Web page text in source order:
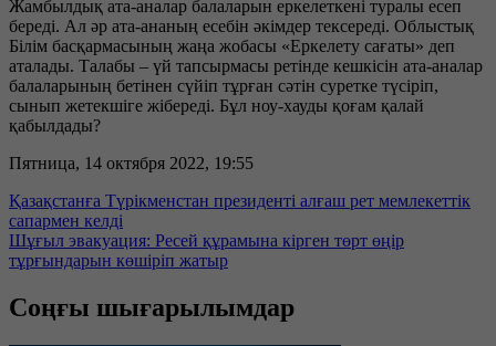
Жамбылдық ата-аналар балаларын еркелеткені туралы есеп
береді. Ал әр ата-ананың есебін әкімдер тексереді. Облыстық
Білім басқармасының жаңа жобасы «Еркелету сағаты» деп
аталады. Талабы – үй тапсырмасы ретінде кешкісін ата-аналар
балаларының бетінен сүйіп тұрған сәтін суретке түсіріп,
сынып жетекшіге жібереді. Бұл ноу-хауды қоғам қалай
қабылдады?
Пятница, 14 октября 2022, 19:55
Қазақстанға Түрікменстан президенті алғаш рет мемлекеттік
сапармен келді
Шұғыл эвакуация: Ресей құрамына кірген төрт өңір
тұрғындарын көшіріп жатыр
Соңғы шығарылымдар